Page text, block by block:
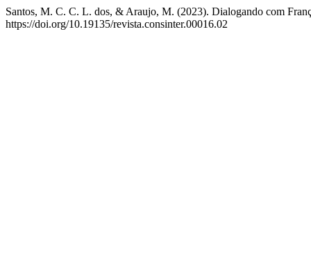
Santos, M. C. C. L. dos, & Araujo, M. (2023). Dialogando com
https://doi.org/10.19135/revista.consinter.00016.02